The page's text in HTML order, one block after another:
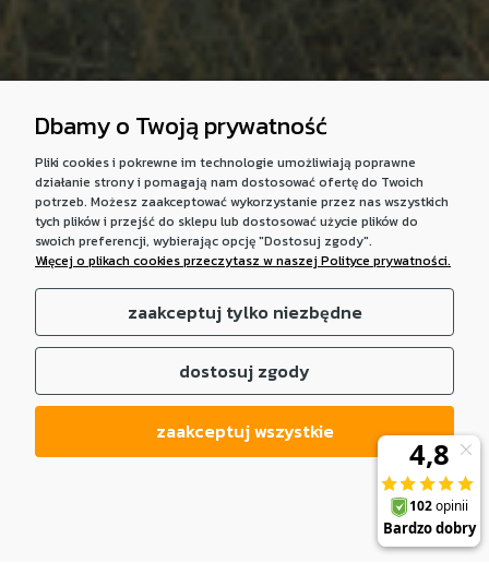
Dbamy o Twoją prywatność
Pliki cookies i pokrewne im technologie umożliwiają poprawne
działanie strony i pomagają nam dostosować ofertę do Twoich
potrzeb. Możesz zaakceptować wykorzystanie przez nas wszystkich
tych plików i przejść do sklepu lub dostosować użycie plików do
swoich preferencji, wybierając opcję "Dostosuj zgody".
Więcej o plikach cookies przeczytasz w naszej Polityce prywatności.
zaakceptuj tylko niezbędne
dostosuj zgody
zaakceptuj wszystkie